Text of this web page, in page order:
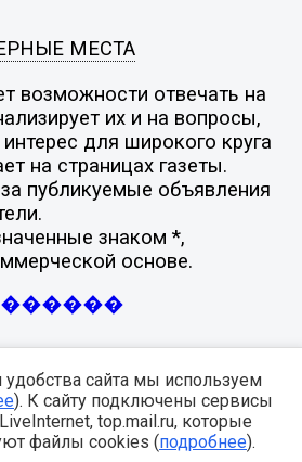
МЕСТА
возможности отвечать на
их и на вопросы,
для широкого круга
на страницах газеты.
публикуемые объявления
знаком *,
основе.
сайта мы используем
). К сайту подключены сервисы
top.mail.ru, которые
файлы cookies (подробнее).